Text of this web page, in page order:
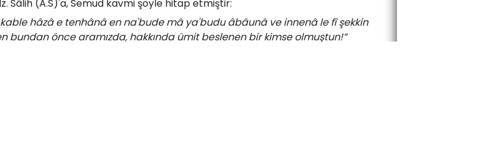
Sâ­lih (A.S)'a,­ Se­mud­ kav­mi ­şöy­le ­hi­tap­ et­miş­tir:­
hâzâ e tenhânâ en na'bude mâ ya'budu âbâunâ ve innenâ le fî şekkin
bundan önce aramızda, hakkında ümit beslenen bir kimse olmuştun!”